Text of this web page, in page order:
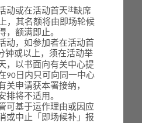
动或在活动首天注缺席
，其名额将由即场轮候
，额满即止。
动，如参加者在活动首
钟或以上，须在活动举
，以书面向有关中心提
90日内只可向同一中心
关申请获本署接纳，
排将不适用。
可基于运作理由或因应
或中止「即场候补」报